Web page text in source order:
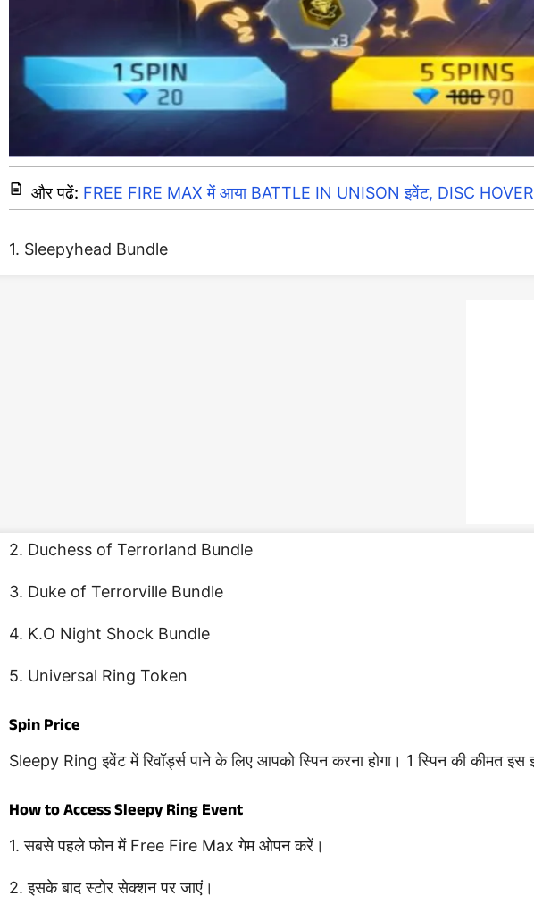
और पढें: FREE FIRE MAX में आया BATTLE IN UNISON इवेंट, DISC
1. Sleepyhead Bundle
2. Duchess of Terrorland Bundle
3. Duke of Terrorville Bundle
4. K.O Night Shock Bundle
5. Universal Ring Token
Spin Price
Sleepy Ring इवेंट में रिवॉर्ड्स पाने के लिए आपको स्पिन करना होगा। 1 स्पिन की
How to Access Sleepy Ring Event
1. सबसे पहले फोन में Free Fire Max गेम ओपन करें।
2. इसके बाद स्टोर सेक्शन पर जाएं।